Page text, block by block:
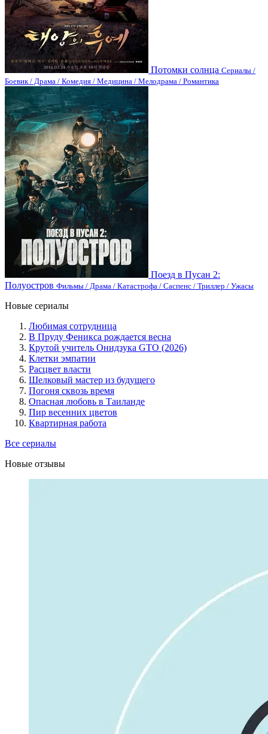
Потомки солнца Сериалы /
Боевик / Драма / Комедия / Медицина / Мелодрама / Романтика
Поезд в Пусан 2:
Полуостров Фильмы / Драма / Катастрофа / Саспенс / Триллер / Ужасы
Новые сериалы
Любимая сотрудница
В Пруду Феникса рождается весна
Крутой учитель Онидзука GTO (2026)
Клетки эмпатии
Расцвет власти
Шелковый мастер из будущего
Погоня сквозь время
Опасная любовь в Таиланде
Пир весенних цветов
Квартирная работа
Все сериалы
Новые отзывы